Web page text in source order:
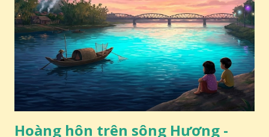
Hoàng hôn trên sông Hương -